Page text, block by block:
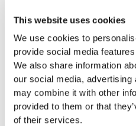
This website uses cookies
We use cookies to
provide social media
We also share information
our social media,
may combine it with other
provided to them or that
of their services.
sorgfältige Planung und
gesetzlichen
Geschäftsidee, einem
und rechtlicher
erfolgreich ein
pulsierenden Stadt